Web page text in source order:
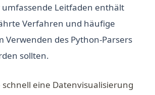
umfassende Leitfaden enthält
Verfahren und häufige
Verwenden des Python-Parsers
sollten.
schnell eine Datenvisualisierung